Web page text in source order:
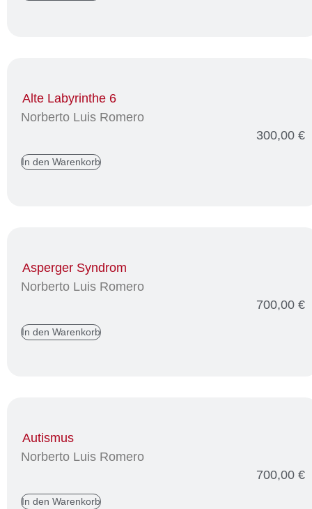
Alte Labyrinthe 6
Norberto Luis Romero
300,00 €
In den Warenkorb
Asperger Syndrom
Norberto Luis Romero
700,00 €
In den Warenkorb
Autismus
Norberto Luis Romero
700,00 €
In den Warenkorb